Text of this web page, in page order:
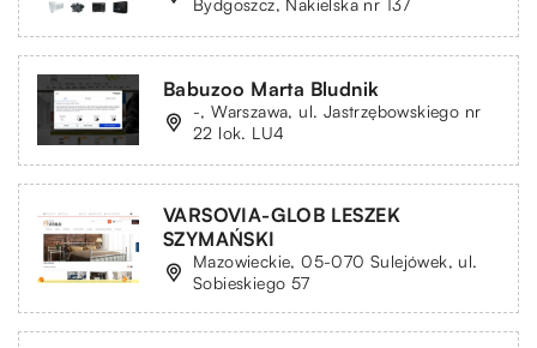
Babuzoo Marta Bludnik
-, Warszawa, ul. Jastrzębowskiego nr
22 lok. LU4
VARSOVIA-GLOB LESZEK
SZYMAŃSKI
Mazowieckie, 05-070 Sulejówek, ul.
Sobieskiego 57